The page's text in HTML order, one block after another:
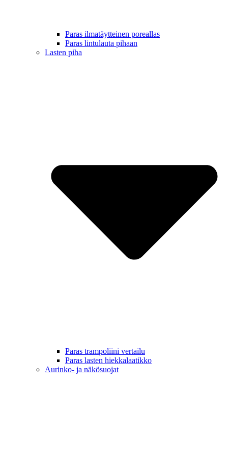
Paras ilmatäytteinen poreallas
Paras lintulauta pihaan
Lasten piha
Paras trampoliini vertailu
Paras lasten hiekkalaatikko
Aurinko- ja näkösuojat